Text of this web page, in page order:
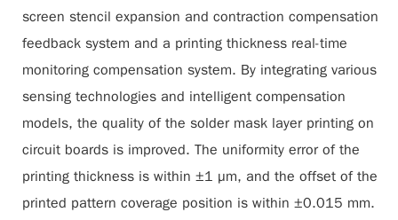
screen stencil expansion and contraction compensation
feedback system and a printing thickness real-time
monitoring compensation system. By integrating various
sensing technologies and intelligent compensation
models, the quality of the solder mask layer printing on
circuit boards is improved. The uniformity error of the
printing thickness is within ±1 µm, and the offset of the
printed pattern coverage position is within ±0.015 mm.